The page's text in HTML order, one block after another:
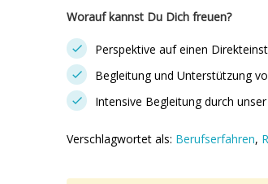
Worauf kannst Du Dich freuen?
Perspektive auf einen
Begleitung und Unterstützung
Intensive Begleitung durch
Verschlagwortet als: Berufserfahren,